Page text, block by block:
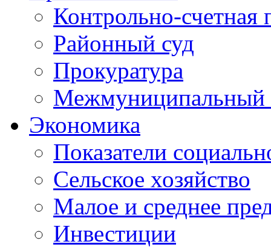
Контрольно-счетная
Районный суд
Прокуратура
Межмуниципальный
Экономика
Показатели
Сельское хозяйство
Малое и среднее
Инвестиции